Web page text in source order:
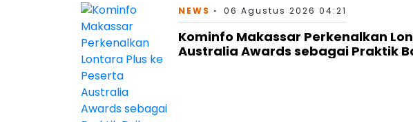
NEWS 06 Agustus 2026 04:21
Kominfo Makassar Perkenalkan
Australia Awards sebagai Praktik